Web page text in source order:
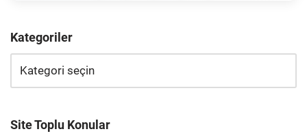
Kategoriler
Site Toplu Konular